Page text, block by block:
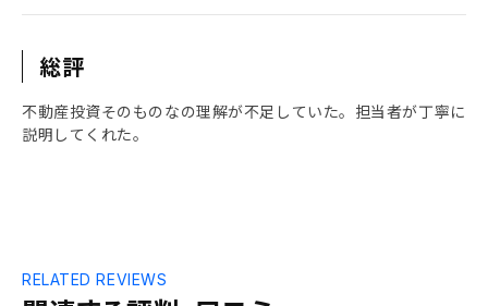
総評
不動産投資そのものなの理解が不足していた。担当者が丁寧に
説明してくれた。
RELATED REVIEWS